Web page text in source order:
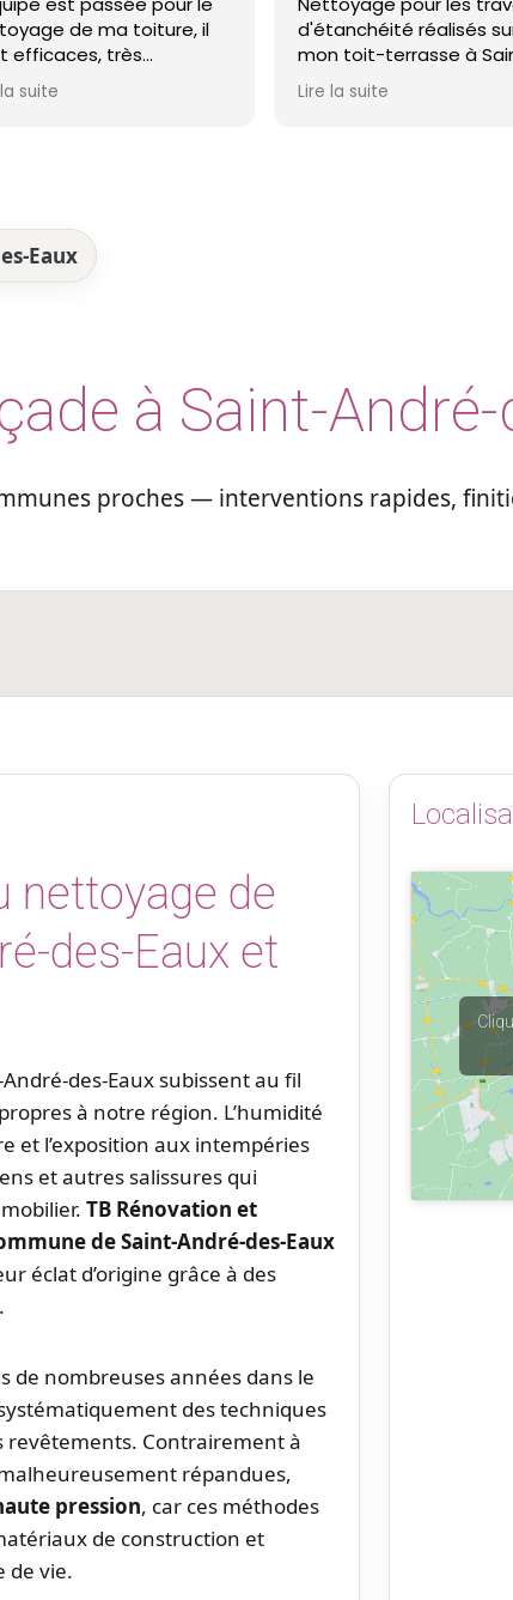
ma toiture, il
très
et ma toiture
recommande !
d'étanchéité réalisés sur
mon toit-terrasse à Saint-
Nazaire. Entreprise réactive,
professionnelle et agréable.
Lire la suite
Eaux
à Saint-
proches — interventions rapides,
nettoyage de
des-Eaux et
des-Eaux subissent au fil
à notre région. L’humidité
et l’exposition aux intempéries
et autres salissures qui
TB Rénovation et
de Saint-André-des-Eaux
éclat d’origine grâce à des
de nombreuses années dans le
des techniques
revêtements. Contrairement à
répandues,
pression, car ces méthodes
de construction et
de vie.